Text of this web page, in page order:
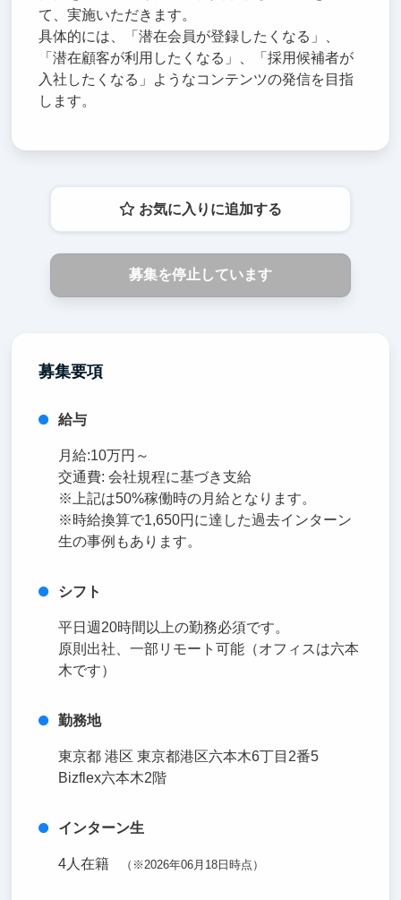
て、実施いただきます。
具体的には、「潜在会員が登録したくなる」、
「潜在顧客が利用したくなる」、「採用候補者が
入社したくなる」ようなコンテンツの発信を目指
します。
お気に入りに追加する
募集を停止しています
募集要項
給与
月給:10万円～
交通費: 会社規程に基づき支給
※上記は50%稼働時の月給となります。
※時給換算で1,650円に達した過去インターン
生の事例もあります。
シフト
平日週20時間以上の勤務必須です。
原則出社、一部リモート可能（オフィスは六本
木です）
勤務地
東京都 港区 東京都港区六本木6丁目2番5
Bizflex六本木2階
インターン生
4人在籍 （※2026年06月18日時点）